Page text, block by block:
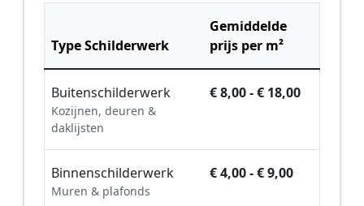
Type Schilderwerk
Gemiddelde
prijs per m²
Buitenschilderwerk
Kozijnen, deuren &
daklijsten
€ 8,00 - € 18,00
Binnenschilderwerk
Muren & plafonds
€ 4,00 - € 9,00